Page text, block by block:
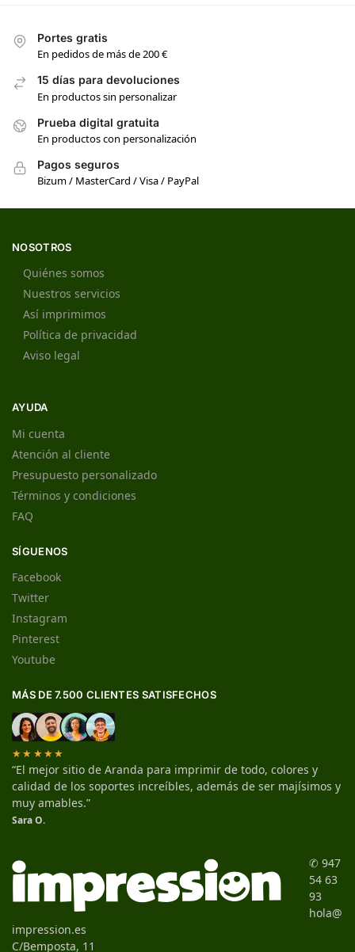
Portes gratis
En pedidos de más de 200 €
15 días para devoluciones
En productos sin personalizar
Prueba digital gratuita
En productos con personalización
Pagos seguros
Bizum / MasterCard / Visa / PayPal
NOSOTROS
Quiénes somos
Nuestros servicios
Así imprimimos
Política de privacidad
Aviso legal
AYUDA
Mi cuenta
Atención al cliente
Presupuesto personalizado
Términos y condiciones
FAQ
SÍGUENOS
Facebook
Twitter
Instagram
Pinterest
Youtube
MÁS DE 7.500 CLIENTES SATISFECHOS
★★★★★
“El mejor sitio de Aranda para imprimir de todo, colores y
calidad de los soportes increíbles, además de ser majísimos y
muy amables.”
Sara O.
✆ 947
54 63
93
hola@
impression.es
C/Bemposta, 11